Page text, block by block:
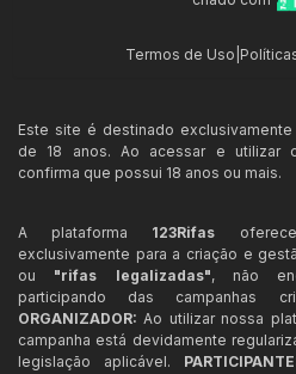
Termos de Uso
Este site é destinado
de 18 anos. Ao acessar e utilizar
confirma que possui 18 anos ou mais.
A plataforma 123Rifas
exclusivamente para a criação e
ou "rifas legalizadas", não
participando das campanhas
ORGANIZADOR: Ao utilizar nossa
campanha está devidamente
legislação aplicável.